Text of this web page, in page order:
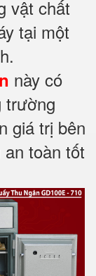
vật chất
tại một
này có
trường
giá trị bên
toàn tốt